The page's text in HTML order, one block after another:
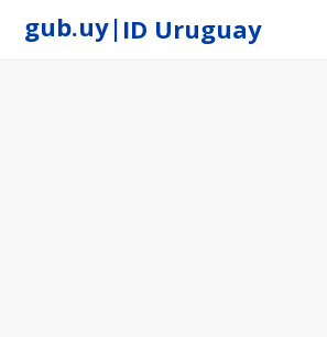
gub.uy| ID Uruguay